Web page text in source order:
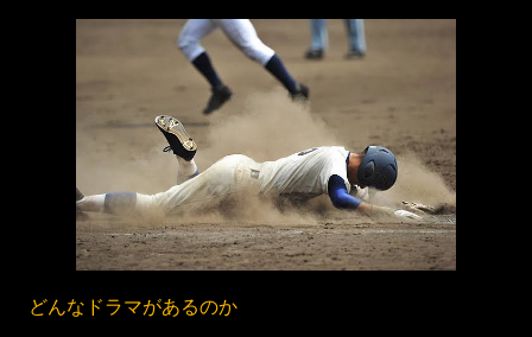
どんなドラマがあるのか